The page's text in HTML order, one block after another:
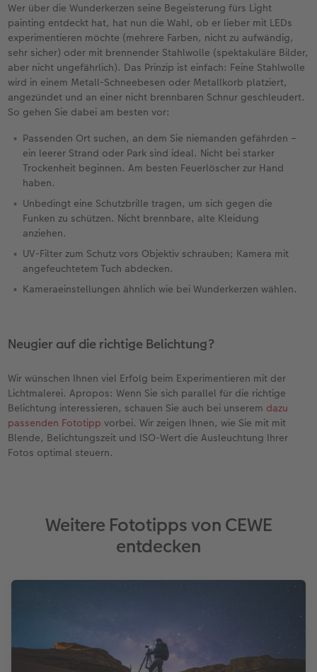
Wer über die Wunderkerzen seine Begeisterung fürs Light
painting entdeckt hat, hat nun die Wahl, ob er lieber mit LEDs
experimentieren möchte (mehrere Farben, nicht zu aufwändig,
sehr sicher) oder mit brennender Stahlwolle (spektakuläre Bilder,
aber nicht ungefährlich). Das Prinzip ist einfach: Feine Stahlwolle
wird in einem Metall-Schneebesen oder Metallkorb platziert,
angezündet und an einer nicht brennbaren Schnur geschleudert.
So gehen Sie dabei am besten vor:
Passenden Ort suchen, an dem Sie niemanden gefährden –
ein leerer Strand oder Park sind ideal. Nicht bei starker
Trockenheit beginnen. Am besten Feuerlöscher zur Hand
haben.
Unbedingt eine Schutzbrille tragen, um sich gegen die
Funken zu schützen. Nicht brennbare, alte Kleidung
anziehen.
UV-Filter zum Schutz vors Objektiv schrauben; Kamera mit
angefeuchtetem Tuch abdecken.
Kameraeinstellungen ähnlich wie bei Wunderkerzen wählen.
Neugier auf die richtige Belichtung?
Wir wünschen Ihnen viel Erfolg beim Experimentieren mit der
Lichtmalerei. Apropos: Wenn Sie sich parallel für die richtige
Belichtung interessieren, schauen Sie auch bei unserem dazu
passenden Fototipp vorbei. Wir zeigen Ihnen, wie Sie mit mit
Blende, Belichtungszeit und ISO-Wert die Ausleuchtung Ihrer
Fotos optimal steuern.
Weitere Fototipps von CEWE
entdecken